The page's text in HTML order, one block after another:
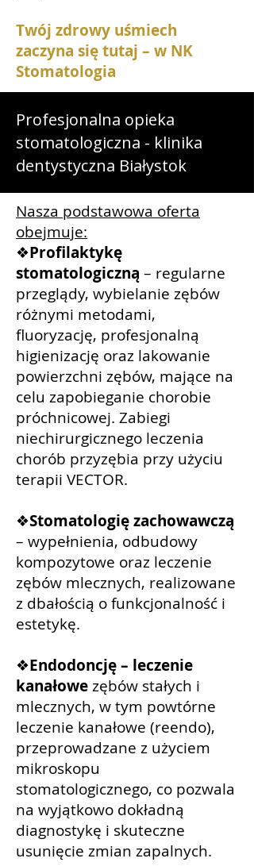
Twój zdrowy uśmiech
zaczyna się tutaj – w NK
Stomatologia
Profesjonalna opieka
stomatologiczna - klinika
dentystyczna Białystok
Nasza podstawowa oferta
obejmuje:
❖Profilaktykę
stomatologiczną – regularne
przeglądy, wybielanie zębów
różnymi metodami,
fluoryzację, profesjonalną
higienizację oraz lakowanie
powierzchni zębów, mające na
celu zapobieganie chorobie
próchnicowej. Zabiegi
niechirurgicznego leczenia
chorób przyzębia przy użyciu
terapii VECTOR.
❖Stomatologię zachowawczą
– wypełnienia, odbudowy
kompozytowe oraz leczenie
zębów mlecznych, realizowane
z dbałością o funkcjonalność i
estetykę.
❖Endodoncję – leczenie
kanałowezębów stałych i
mlecznych, w tym powtórne
leczenie kanałowe (reendo),
przeprowadzane z użyciem
mikroskopu
stomatologicznego, co pozwala
na wyjątkowo dokładną
diagnostykę i skuteczne
usunięcie zmian zapalnych.